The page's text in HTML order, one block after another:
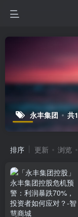
永丰集团 共
排序 更新 浏览